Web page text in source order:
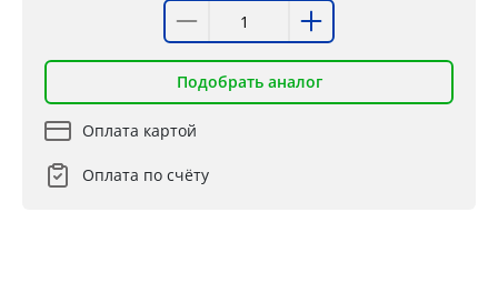
Подобрать аналог
Оплата картой
Оплата по счёту